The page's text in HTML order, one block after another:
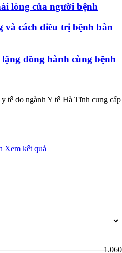
lòng của người bệnh
và cách điều trị bệnh bàn
đồng hành cùng bệnh
tế do ngành Y tế Hà Tĩnh cung cấp
Xem kết quả
1.060